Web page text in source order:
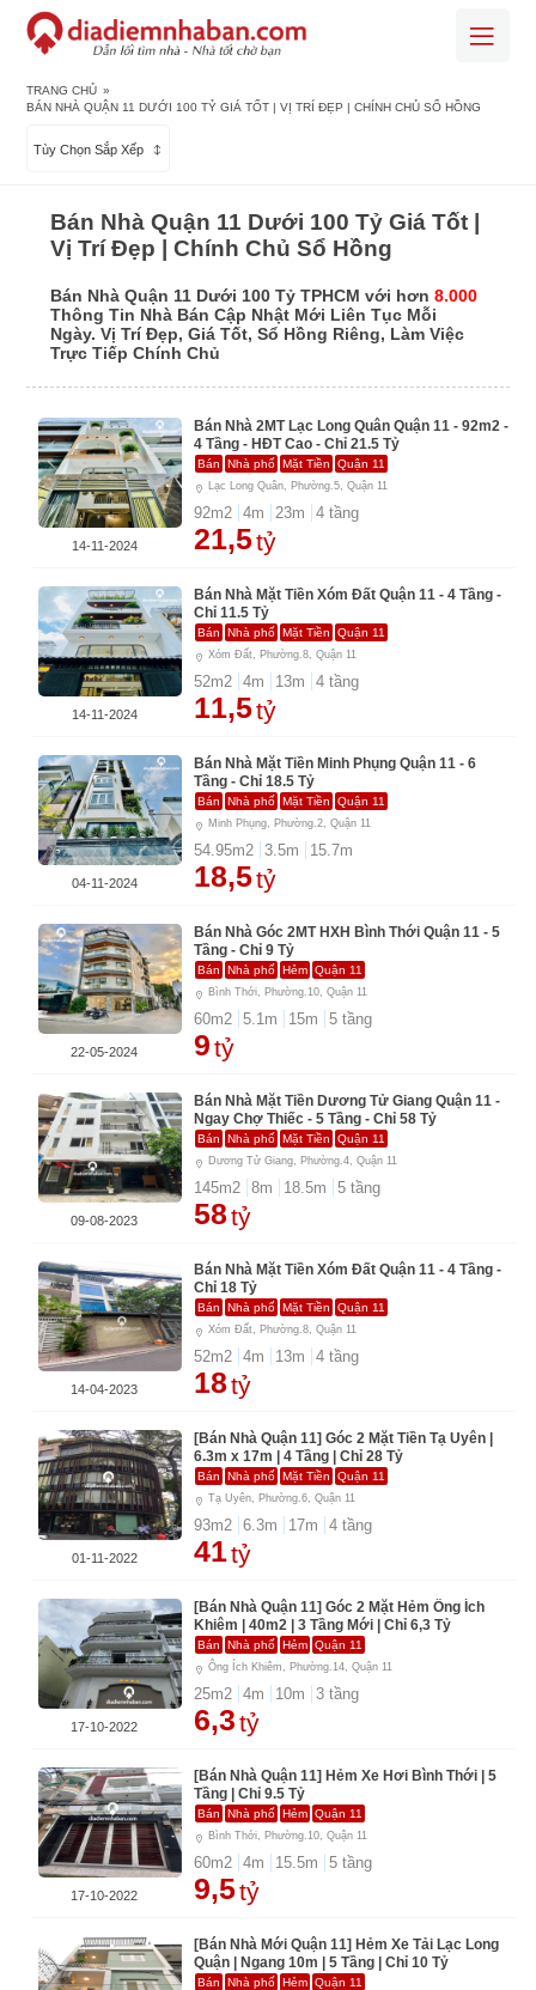
TRANG CHỦ »
BÁN NHÀ QUẬN 11 DƯỚI 100 TỶ GIÁ TỐT | VỊ TRÍ ĐẸP | CHÍNH CHỦ SỔ HỒNG
Tùy Chọn Sắp Xếp
Bán Nhà Quận 11 Dưới 100 Tỷ Giá Tốt |
Vị Trí Đẹp | Chính Chủ Sổ Hồng
Bán Nhà Quận 11 Dưới 100 Tỷ TPHCM với hơn8.000
Thông Tin Nhà Bán Cập Nhật Mới Liên Tục Mỗi
Ngày. Vị Trí Đẹp, Giá Tốt, Sổ Hồng Riêng, Làm Việc
Trực Tiếp Chính Chủ
Bán Nhà 2MT Lạc Long Quân Quận 11 - 92m2 -
4 Tầng - HĐT Cao - Chỉ 21.5 Tỷ
Bán Nhà phố Mặt Tiền Quận 11
Lạc Long Quân, Phường.5, Quận 11
92m2 4m 23m 4 tầng
21,5tỷ
14-11-2024
Bán Nhà Mặt Tiền Xóm Đất Quận 11 - 4 Tầng -
Chỉ 11.5 Tỷ
Bán Nhà phố Mặt Tiền Quận 11
Xóm Đất, Phường.8, Quận 11
52m2 4m 13m 4 tầng
11,5tỷ
14-11-2024
Bán Nhà Mặt Tiền Minh Phụng Quận 11 - 6
Tầng - Chỉ 18.5 Tỷ
Bán Nhà phố Mặt Tiền Quận 11
Minh Phụng, Phường.2, Quận 11
54.95m2 3.5m 15.7m
18,5tỷ
04-11-2024
Bán Nhà Góc 2MT HXH Bình Thới Quận 11 - 5
Tầng - Chỉ 9 Tỷ
Bán Nhà phố Hẻm Quận 11
Bình Thới, Phường.10, Quận 11
60m2 5.1m 15m 5 tầng
9tỷ
22-05-2024
Bán Nhà Mặt Tiền Dương Tử Giang Quận 11 -
Ngay Chợ Thiếc - 5 Tầng - Chỉ 58 Tỷ
Bán Nhà phố Mặt Tiền Quận 11
Dương Tử Giang, Phường.4, Quận 11
145m2 8m 18.5m 5 tầng
58tỷ
09-08-2023
Bán Nhà Mặt Tiền Xóm Đất Quận 11 - 4 Tầng -
Chỉ 18 Tỷ
Bán Nhà phố Mặt Tiền Quận 11
Xóm Đất, Phường.8, Quận 11
52m2 4m 13m 4 tầng
18tỷ
14-04-2023
[Bán Nhà Quận 11] Góc 2 Mặt Tiền Tạ Uyên |
6.3m x 17m | 4 Tầng | Chỉ 28 Tỷ
Bán Nhà phố Mặt Tiền Quận 11
Tạ Uyên, Phường.6, Quận 11
93m2 6.3m 17m 4 tầng
41tỷ
01-11-2022
[Bán Nhà Quận 11] Góc 2 Mặt Hẻm Ông Ích
Khiêm | 40m2 | 3 Tầng Mới | Chỉ 6,3 Tỷ
Bán Nhà phố Hẻm Quận 11
Ông Ích Khiêm, Phường.14, Quận 11
25m2 4m 10m 3 tầng
6,3tỷ
17-10-2022
[Bán Nhà Quận 11] Hẻm Xe Hơi Bình Thới | 5
Tầng | Chỉ 9.5 Tỷ
Bán Nhà phố Hẻm Quận 11
Bình Thới, Phường.10, Quận 11
60m2 4m 15.5m 5 tầng
9,5tỷ
17-10-2022
[Bán Nhà Mới Quận 11] Hẻm Xe Tải Lạc Long
Quận | Ngang 10m | 5 Tầng | Chỉ 10 Tỷ
Bán Nhà phố Hẻm Quận 11